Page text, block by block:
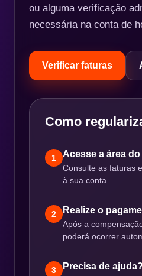
ou alguma verificação
necessária na conta de
Verificar faturas
Como
1 Acesse a área
Consulte as faturas
à sua conta.
2 Realize o
Após a
poderá ocorrer
3 Precisa de ajuda?